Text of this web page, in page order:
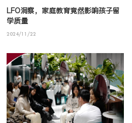
LFO洞察，家庭教育竟然影响孩子留
学质量
2024/11/22